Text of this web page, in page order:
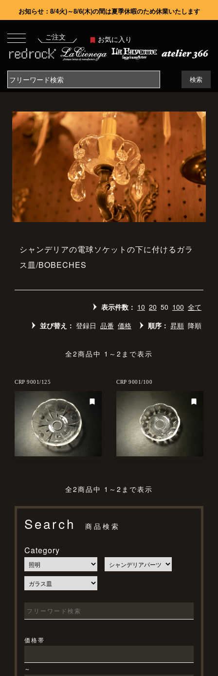
お知らせ：8/4火)～8/6(木)の間は夏季休暇のため休業いたします
ご注文 お気に入り
検索
シャンデリアの電球ソケットの下に付けるガラ
ス皿/BOBECHES
表示件数： 10 20 50 100 全て
並び替え： 登録日 品番 価格 順序： 昇順 降順
全2商品中 1～2まで表示
CRP 9001/125 CRP 9001/100
全2商品中 1～2まで表示
Search 商品検索
Category
価格帯
～